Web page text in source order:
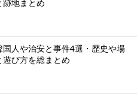
跡地まとめ
人や治安と事件4選・歴史や場
び方を総まとめ